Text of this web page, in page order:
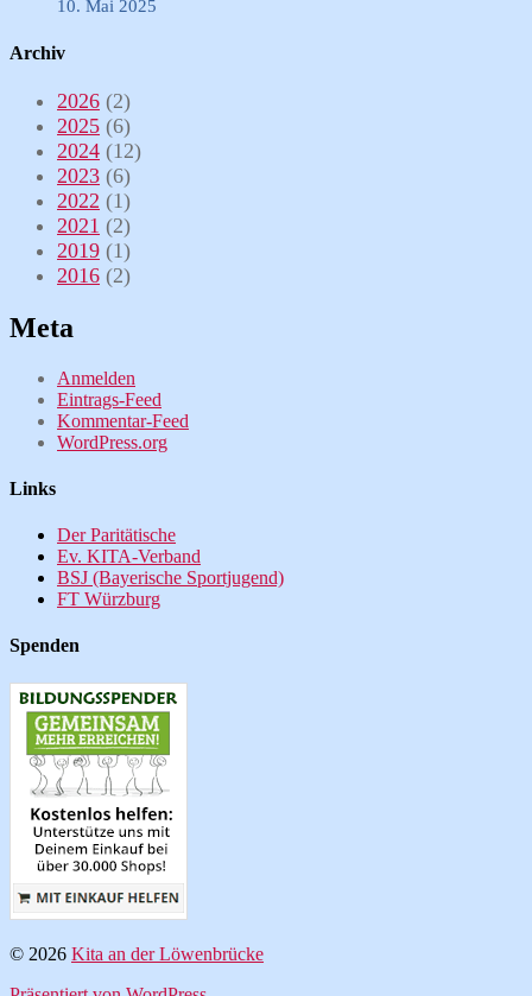
10. Mai 2025
Archiv
2026 (2)
2025 (6)
2024 (12)
2023 (6)
2022 (1)
2021 (2)
2019 (1)
2016 (2)
Meta
Anmelden
Eintrags-Feed
Kommentar-Feed
WordPress.org
Links
Der Paritätische
Ev. KITA-Verband
BSJ (Bayerische Sportjugend)
FT Würzburg
Spenden
© 2026 Kita an der Löwenbrücke